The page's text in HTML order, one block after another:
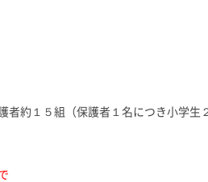
者約１５組（保護者１名につき小学生